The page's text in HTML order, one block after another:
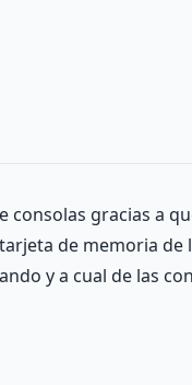
gracias a
de memoria
y a cual de las